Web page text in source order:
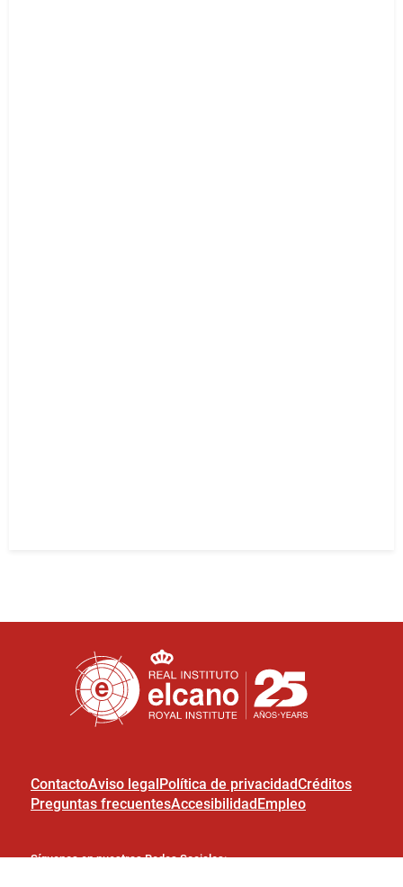
ContactoAviso legalPolítica de privacidadCréditos
Preguntas frecuentesAccesibilidadEmpleo
Síguenos en nuestras Redes Sociales: